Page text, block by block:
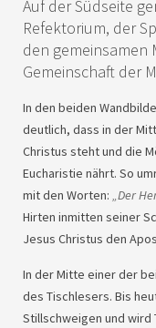
Auf der Südseite
Refektorium, der
den gemeinsamen
Gemeinschaft der
In den beiden
deutlich, dass in der
Christus steht und die
Eucharistie nährt. So
mit den Worten: „Der
Hirten inmitten seiner
Jesus Christus den
In der Mitte einer der
des Tischlesers. Bis
Stillschweigen und